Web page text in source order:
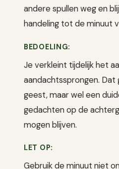
andere spullen weg en
handeling tot de minuut
BEDOELING:
Je verkleint tijdelijk het
aandachtssprongen.
geest, maar wel een
gedachten op de
mogen blijven.
LET OP:
Gebruik de minuut niet